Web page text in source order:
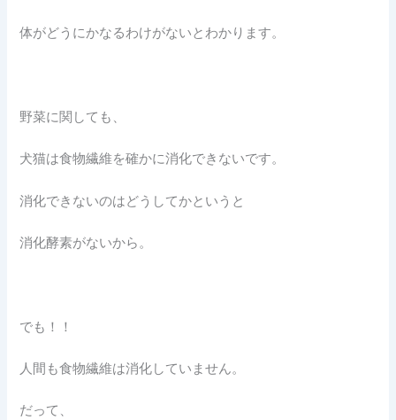
体がどうにかなるわけがないとわかります。
野菜に関しても、
犬猫は食物繊維を確かに消化できないです。
消化できないのはどうしてかというと
消化酵素がないから。
でも！！
人間も食物繊維は消化していません。
だって、